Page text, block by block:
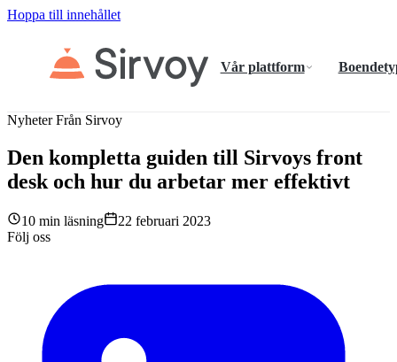
Hoppa till innehållet
Vår plattform
Nyheter Från Sirvoy
Den kompletta guiden till Sirvoys front
desk och hur du arbetar mer effektivt
10 min läsning
22 februari 2023
Följ oss